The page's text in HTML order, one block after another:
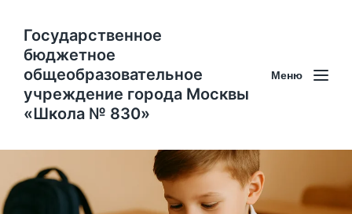
Государственное
бюджетное
общеобразовательное
учреждение города Москвы
«Школа № 830»
Меню